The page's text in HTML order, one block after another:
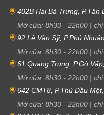
402B Hai Bà Trưng, P.Tân
Mở cửa: 8h30 - 22h00 |
92 Lê Văn Sỹ, P.Phú
Mở cửa: 8h30 - 22h00 |
61 Quang Trung, P.Gò
Mở cửa: 8h30 - 22h00 |
642 CMT8, P.Thủ Dầu
Mở cửa: 8h30 - 22h00 |